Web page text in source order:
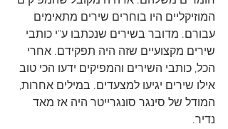
המוזיקליים היו בוחרים שירים מתאימים
עבורם. מדובר בשירים שנכתבו ע"י כותבי
שירים מקצועיים שזה היה תפקידם. אחרי
הכל, כותבי השירים והמפיקים ידעו הכי טוב
אילו שירים יגיעו למצעדים. במילים אחרות,
המודל של סינגר סונגרייטר היה אז מאד
נדיר.